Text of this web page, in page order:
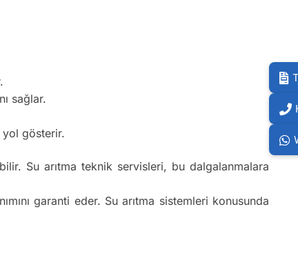
sağlar.
yol gösterir.
Su arıtma teknik servisleri, bu dalgalanmalara
garanti eder. Su arıtma sistemleri konusunda